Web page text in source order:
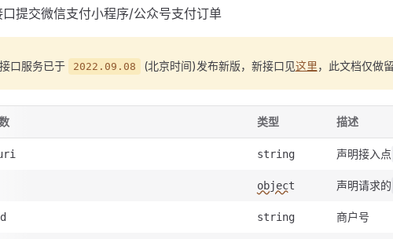
提交微信支付小程序/公众号支付订单
口服务已于 2022.09.08 (北京时间)发布新版，新接口见这里，此文档仅做
类型 描述
string 声明接入点
object 声明请求的
string 商户号